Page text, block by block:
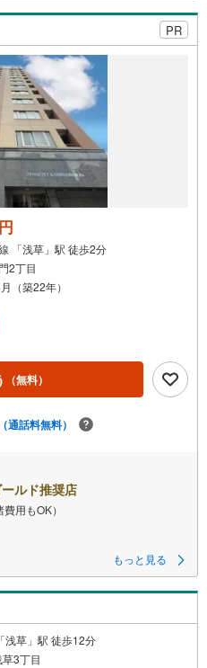
PR
「浅草」駅 徒歩2分
2丁目
（築22年）
（無料）
（通話料無料）
ルド推奨店
用もOK）
舗】
スライトがもらえる
ーン」の対象になります。
ボタンからお問い合わせください。
てください。
できません。
もっと見る
浅草」駅 徒歩12分
3丁目